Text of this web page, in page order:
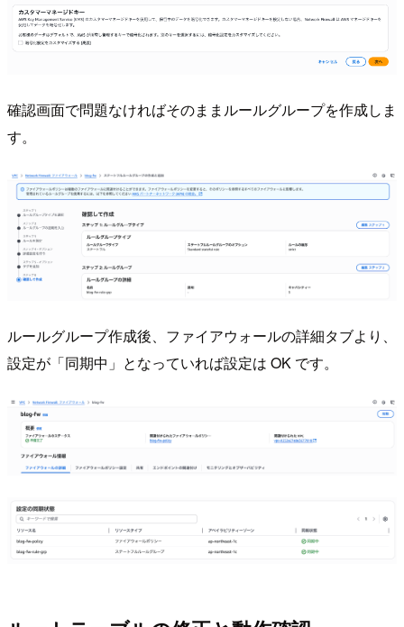
確認画面で問題なければそのままルールグループを作成しま
す。
ルールグループ作成後、ファイアウォールの詳細タブより、
設定が「同期中」となっていれば設定は OK です。